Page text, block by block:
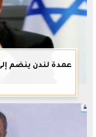
عمدة لندن ينضم